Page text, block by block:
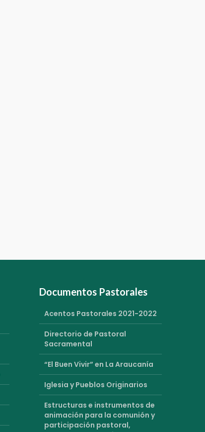
Documentos Pastorales
Acentos Pastorales 2021-2022
Directorio de Pastoral
Sacramental
“El Buen Vivir” en La Araucanía
Iglesia y Pueblos Originarios
Estructuras e instrumentos de
animación para la comunión y
participación pastoral,